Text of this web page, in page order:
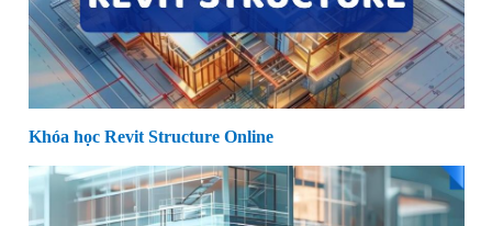
Khóa học Revit Structure Online